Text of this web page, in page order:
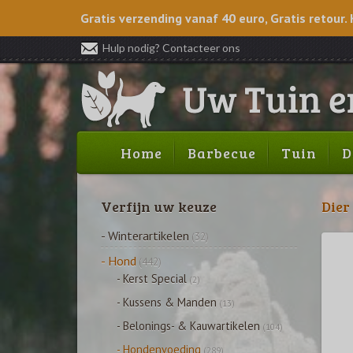
Gratis verzending vanaf 40 euro, Gratis retour.
Hulp nodig? Contacteer ons
Home Barbecue Tuin
Dier
Verfijn uw keuze
- Winterartikelen (32)
- Hond (442)
- Kerst Special (2)
- Kussens & Manden (13)
- Belonings- & Kauwartikelen (104)
- Hondenvoeding (289)